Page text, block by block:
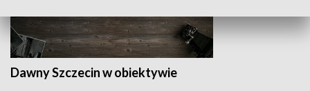
Dawny Szczecin w obiektywie